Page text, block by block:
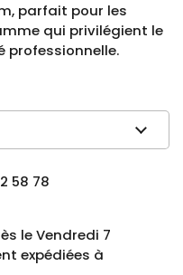
parfait pour les
qui privilégient le
professionnelle.
58 78
le Vendredi 7
expédiées à